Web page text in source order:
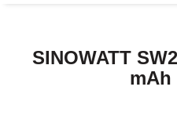
SINOWATT
mAh